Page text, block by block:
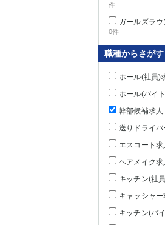
件
ガールズラ
0件
職種からさがす
ホール(社員)
ホール(バイ
幹部候補求人
送りドライバ
エスコート求
ヘアメイク求
キッチン(社
キャッシャー
キッチン(バ